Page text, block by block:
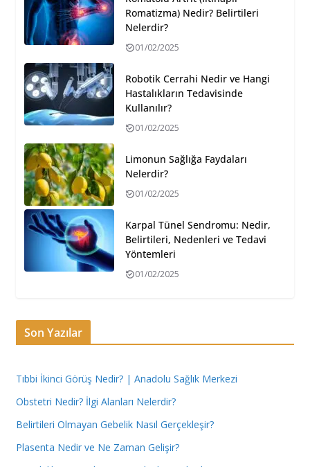
Romatizma) Nedir? Belirtileri
Nelerdir?
01/02/2025
Robotik Cerrahi Nedir ve Hangi
Hastalıkların Tedavisinde
Kullanılır?
01/02/2025
Limonun Sağlığa Faydaları
Nelerdir?
01/02/2025
Karpal Tünel Sendromu: Nedir,
Belirtileri, Nedenleri ve Tedavi
Yöntemleri
01/02/2025
Son Yazılar
Tıbbi İkinci Görüş Nedir? | Anadolu Sağlık Merkezi
Obstetri Nedir? İlgi Alanları Nelerdir?
Belirtileri Olmayan Gebelik Nasıl Gerçekleşir?
Plasenta Nedir ve Ne Zaman Gelişir?